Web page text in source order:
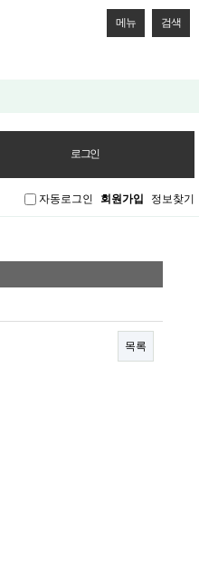
메뉴 검색
자동로그인 회원가입 정보찾기
목록